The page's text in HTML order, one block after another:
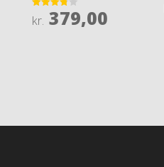
Rated
3.8
kr. 379,00